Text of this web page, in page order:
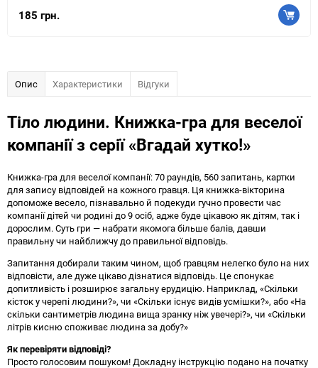
185 грн.
Опис Характеристики Відгуки
Тіло людини. Книжка-гра для веселої
компанії з серії «Вгадай хутко!»
Книжка-гра для веселої компанії: 70 раундів, 560 запитань, картки
для запису відповідей на кожного гравця. Ця книжка-вікторина
допоможе весело, пізнавально й подекуди гучно провести час
компанії дітей чи родині до 9 осіб, адже буде цікавою як дітям, так і
дорослим. Суть гри — набрати якомога більше балів, давши
правильну чи найближчу до правильної відповідь.
Запитання добирали таким чином, щоб гравцям нелегко було на них
відповісти, але дуже цікаво дізнатися відповідь. Це спонукає
допитливість і розширює загальну ерудицію. Наприклад, «Скільки
кісток у черепі людини?», чи «Скільки існує видів усмішки?», або «На
скільки сантиметрів людина вища зранку ніж увечері?», чи «Скільки
літрів кисню споживає людина за добу?»
Як перевіряти відповіді?
Просто голосовим пошуком! Докладну інструкцію подано на початку